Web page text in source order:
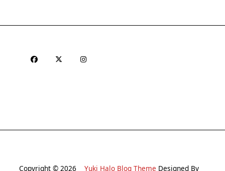
Copyright © 2026 Yuki Halo Blog Theme Designed By